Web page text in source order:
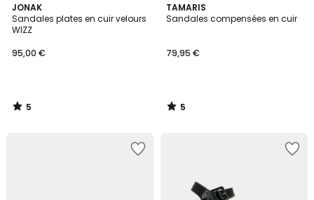
JONAK
Sandales plates en cuir velours
WIZZ
95,00 €
5
/
5
5
/
TAMARIS
Sandales compensées en cuir
79,95 €
5
/
5
/